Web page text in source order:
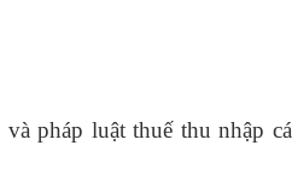
pháp luật thuế thu nhập cá